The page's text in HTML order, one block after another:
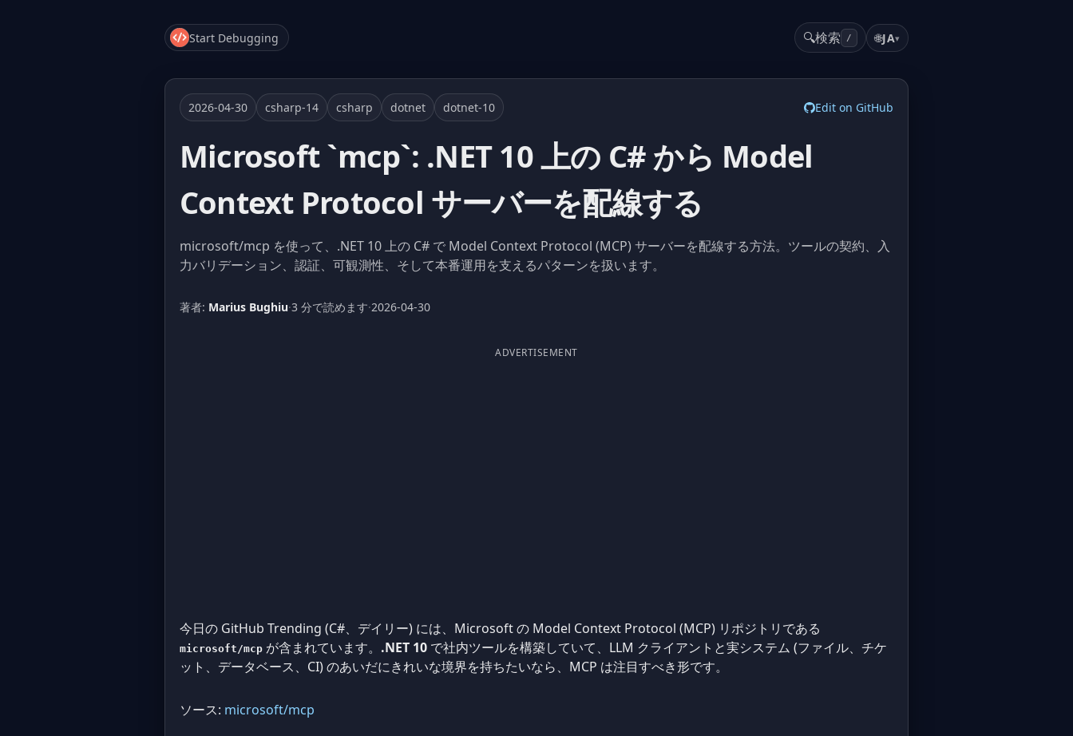
Start Debugging 🔍検索 / 🌐JA▾
2026-04-30 csharp-14 csharp dotnet dotnet-10 Edit on GitHub
Microsoft `mcp`: .NET 10 上の C# から Model
Context Protocol サーバーを配線する
microsoft/mcp を使って、.NET 10 上の C# で Model Context Protocol (MCP) サーバーを配線する方法。ツールの契約、入
力バリデーション、認証、可観測性、そして本番運用を支えるパターンを扱います。
著者: Marius Bughiu·3 分で読めます·2026-04-30
ADVERTISEMENT
今日の GitHub Trending (C#、デイリー) には、Microsoft の Model Context Protocol (MCP) リポジトリである
microsoft/mcp が含まれています。 .NET 10 で社内ツールを構築していて、LLM クライアントと実システム (ファイル、チケ
ット、データベース、CI) のあいだにきれいな境界を持ちたいなら、MCP は注目すべき形です。
ソース: microsoft/mcp